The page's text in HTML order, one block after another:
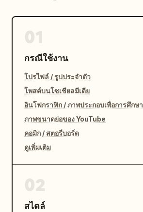
กรณีใช้งาน
โปรไฟล์ / รูปประจำตัว
โพสต์บนโซเชียลมีเดีย
อินโฟกราฟิก / ภาพประกอบเพื่อการศึกษา
ภาพขนาดย่อของ YouTube
คอมิก / สตอรี่บอร์ด
ดูเพิ่มเติม
สไตล์